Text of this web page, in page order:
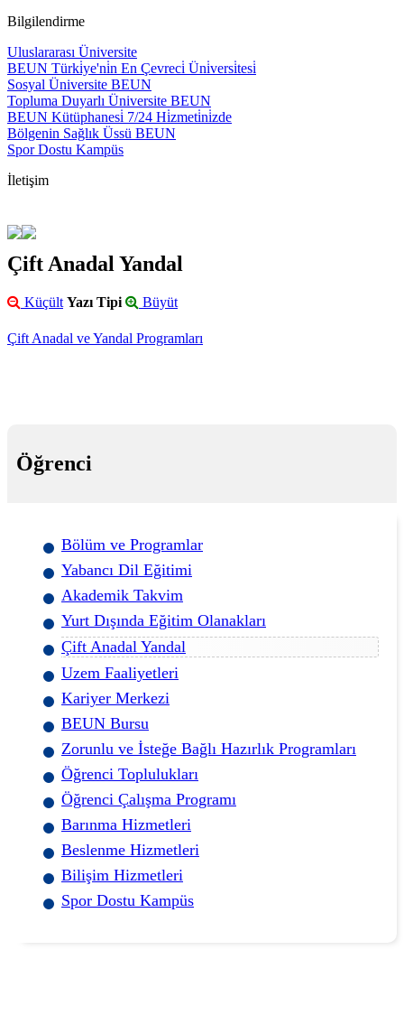
Bilgilendirme
Uluslararası Üniversite
BEUN Türki̇ye'ni̇n En Çevreci̇ Üni̇versi̇tesi̇
Sosyal Üniversite BEUN
Topluma Duyarlı Üniversite BEUN
BEUN Kütüphanesi̇ 7/24 Hi̇zmeti̇ni̇zde
Bölgenin Sağlık Üssü BEUN
Spor Dostu Kampüs
İletişim
Çift Anadal Yandal
Küçült Yazı Tipi Büyüt
Çift Anadal ve Yandal Programları
Öğrenci
Bölüm ve Programlar
Yabancı Dil Eğitimi
Akademik Takvim
Yurt Dışında Eğitim Olanakları
Çift Anadal Yandal
Uzem Faaliyetleri
Kariyer Merkezi
BEUN Bursu
Zorunlu ve İsteğe Bağlı Hazırlık Programları
Öğrenci Toplulukları
Öğrenci Çalışma Programı
Barınma Hizmetleri
Beslenme Hizmetleri
Bilişim Hizmetleri
Spor Dostu Kampüs